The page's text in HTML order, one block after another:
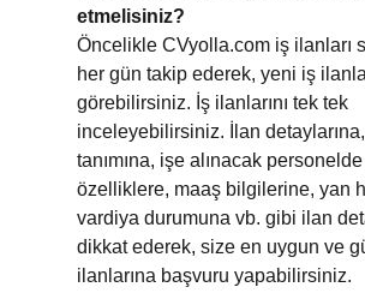
etmelisiniz?
Öncelikle CVyolla.com iş ilanları
her gün takip ederek, yeni iş
görebilirsiniz. İş ilanlarını tek tek
inceleyebilirsiniz. İlan
tanımına, işe alınacak
özelliklere, maaş bilgilerine, yan
vardiya durumuna vb. gibi ilan
dikkat ederek, size en uygun ve
ilanlarına başvuru yapabilirsiniz.